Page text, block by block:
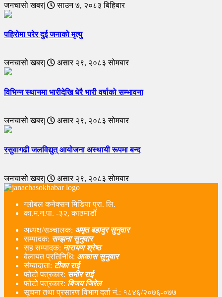
जनचासो खबर| साउन ७, २०८३ बिहिबार
पहिरोमा परेर दुई जनाको मृत्यु
जनचासो खबर| असार २९, २०८३ सोमबार
विभिन्न स्थानमा भारीदेखि धेरै भारी वर्षाको सम्भावना
जनचासो खबर| असार २९, २०८३ सोमबार
रसुवागढी जलविद्युत् आयोजना अस्थायी रूपमा बन्द
जनचासो खबर| असार २९, २०८३ सोमबार
ग्लोबल कनेक्सन मिडिया प्रा. लि.
का.म.न.पा. -३२, काठमाडौं
अध्यक्ष/सञ्चालक: अमृत बहादुर सुनुवार
सम्पादक: सम्झना सुनुवार
सह सम्पादक: नारायण श्रेष्ठ
बेलायत प्रतिनिधि: आकास सुनुवार
संम्बादाता: टीका राई
फोटो पत्रकार: समीर राई
फोटो पत्रकार: बिजय जिरेल
सूचना तथा प्रसारण विभाग दर्ता नं‌.: १८४६/२०७६-०७७